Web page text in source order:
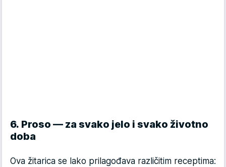
6. Proso — za svako jelo i svako životno
doba
Ova žitarica se lako prilagođava različitim receptima: